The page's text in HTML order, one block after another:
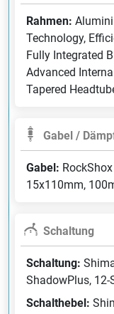
Rahmen:
Technology,
Fully Integrated
Advanced
Tapered
Gabel /
Gabel:
15x110mm,
Schaltung
Schaltung:
ShadowPlus, 12-
Schalthebel: